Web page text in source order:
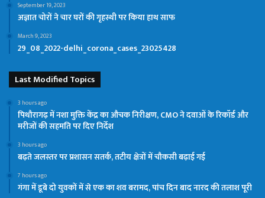
September 19, 2023
अज्ञात चोरों ने चार घरों की गृहस्थी पर किया हाथ साफ
March 9, 2023
29_08_2022-delhi_corona_cases_23025428
Last Modified Topics
3 hours ago
पिथौरागढ़ में नशा मुक्ति केंद्र का औचक निरीक्षण, CMO ने दवाओं के रिकॉर्ड और
मरीजों की सहमति पर दिए निर्देश
3 hours ago
बढ़ते जलस्तर पर प्रशासन सतर्क, तटीय क्षेत्रों में चौकसी बढ़ाई गई
7 hours ago
गंगा में डूबे दो युवकों में से एक का शव बरामद, पांच दिन बाद नारद की तलाश पूरी